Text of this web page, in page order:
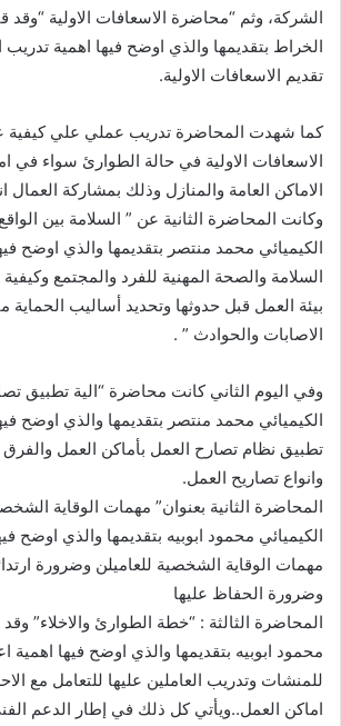
الشركة، وثم “محاضرة الاسعافات الاولية “وقد
الخراط بتقديمها والذي اوضح فيها اهمية تدريب
تقديم الاسعافات الاولية.
كما شهدت المحاضرة تدريب عملي علي كيفية
الاسعافات الاولية في حالة الطوارئ سواء في
الاماكن العامة والمنازل وذلك بمشاركة العمال
وكانت المحاضرة الثانية عن ” السلامة بين
الكيميائي محمد منتصر بتقديمها والذي اوضح
السلامة والصحة المهنية للفرد والمجتمع
بيئة العمل قبل حدوثها وتحديد أساليب الحماية
الاصابات والحوادث ” .
وفي اليوم الثاني كانت محاضرة “الية تطبيق
الكيميائي محمد منتصر بتقديمها والذي اوضح
تطبيق نظام تصارح العمل بأماكن العمل والفرق
وانواع تصاريح العمل.
المحاضرة الثانية بعنوان” مهمات الوقاية
الكيميائي محمود ابوبيه بتقديمها والذي اوضح
مهمات الوقاية الشخصية للعاميلن وضرورة
وضرورة الحفاظ عليها
المحاضرة الثالثة : “خطة الطوارئ والاخلاء” وقد
محمود ابوبيه بتقديمها والذي اوضح فيها
للمنشات وتدريب العاملين عليها للتعامل مع
اماكن العمل..ويأتي كل ذلك في إطار الدعم